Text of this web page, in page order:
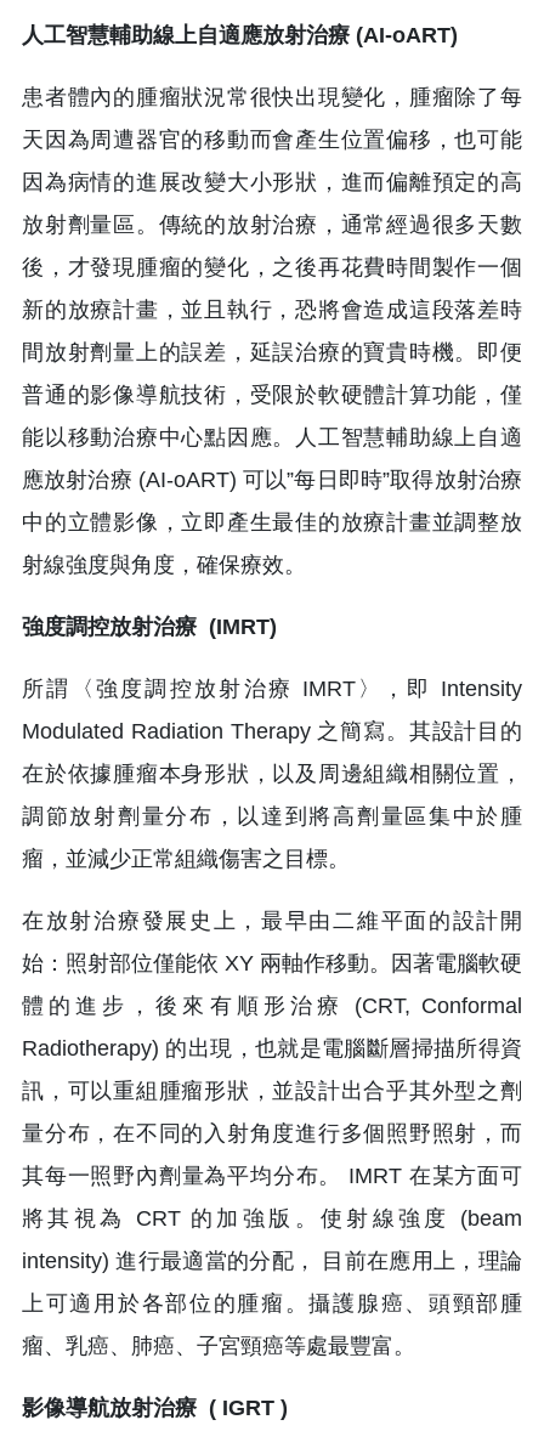
人工智慧輔助線上自適應放射治療 (AI-oART)
患者體內的腫瘤狀況常很快出現變化，腫瘤除了每
天因為周遭器官的移動而會產生位置偏移，也可能
因為病情的進展改變大小形狀，進而偏離預定的高
放射劑量區。傳統的放射治療，通常經過很多天數
後，才發現腫瘤的變化，之後再花費時間製作一個
新的放療計畫，並且執行，恐將會造成這段落差時
間放射劑量上的誤差，延誤治療的寶貴時機。即便
普通的影像導航技術，受限於軟硬體計算功能，僅
能以移動治療中心點因應。人工智慧輔助線上自適
應放射治療 (AI-oART) 可以”每日即時”取得放射治療
中的立體影像，立即產生最佳的放療計畫並調整放
射線強度與角度，確保療效。
強度調控放射治療 (IMRT)
所謂〈強度調控放射治療 IMRT〉，即 Intensity
Modulated Radiation Therapy 之簡寫。其設計目的
在於依據腫瘤本身形狀，以及周邊組織相關位置，
調節放射劑量分布，以達到將高劑量區集中於腫
瘤，並減少正常組織傷害之目標。
在放射治療發展史上，最早由二維平面的設計開
始：照射部位僅能依 XY 兩軸作移動。因著電腦軟硬
體的進步，後來有順形治療 (CRT, Conformal
Radiotherapy) 的出現，也就是電腦斷層掃描所得資
訊，可以重組腫瘤形狀，並設計出合乎其外型之劑
量分布，在不同的入射角度進行多個照野照射，而
其每一照野內劑量為平均分布。 IMRT 在某方面可
將其視為 CRT 的加強版。使射線強度 (beam
intensity) 進行最適當的分配， 目前在應用上，理論
上可適用於各部位的腫瘤。攝護腺癌、頭頸部腫
瘤、乳癌、肺癌、子宮頸癌等處最豐富。
影像導航放射治療 ( IGRT )